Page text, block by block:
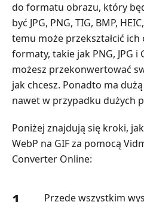
do formatu obrazu, który
być JPG, PNG, TIG, BMP,
temu może przekształcić
formaty, takie jak PNG, JPG i
możesz przekonwertować
jak chcesz. Ponadto ma
nawet w przypadku dużych
Poniżej znajdują się kroki,
WebP na GIF za pomocą
Converter Online:
Przede wszystkim